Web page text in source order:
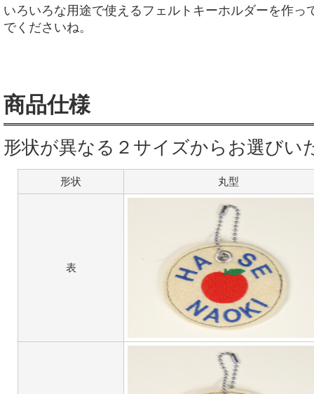
いろいろな用途で使えるフェルトキーホルダーを作っ
でくださいね。
商品仕様
形状が異なる２サイズからお選びい
形状 丸型
表